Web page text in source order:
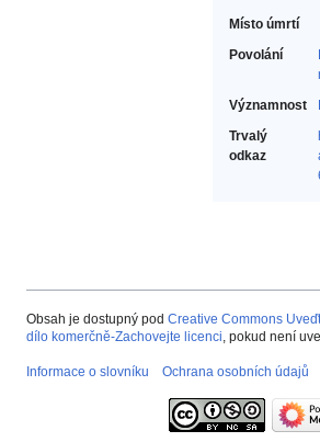
Místo úmrtí
Povolání
Významnost
Trvalý
odkaz
Obsah je dostupný pod Creative Commons
dílo komerčně-Zachovejte licenci, pokud není
Informace o slovníku Ochrana osobních údajů